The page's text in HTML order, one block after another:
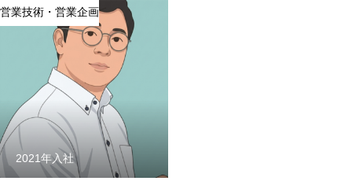
営業技術・営業企画
2021年入社